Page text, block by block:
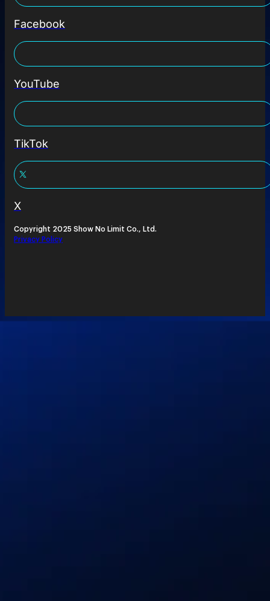
Facebook
YouTube
TikTok
X
Copyright 2025 Show No Limit Co., Ltd.
Privacy Policy